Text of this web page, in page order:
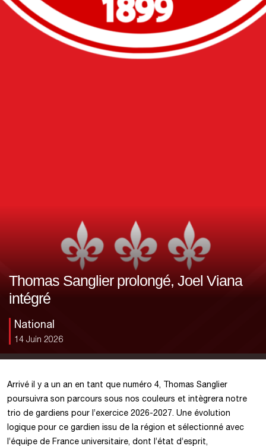
Thomas Sanglier prolongé, Joel Viana
intégré
National
14 Juin 2026
Arrivé il y a un an en tant que numéro 4, Thomas Sanglier
poursuivra son parcours sous nos couleurs et intègrera notre
trio de gardiens pour l’exercice 2026-2027. Une évolution
logique pour ce gardien issu de la région et sélectionné avec
l’équipe de France universitaire, dont l’état d’esprit,